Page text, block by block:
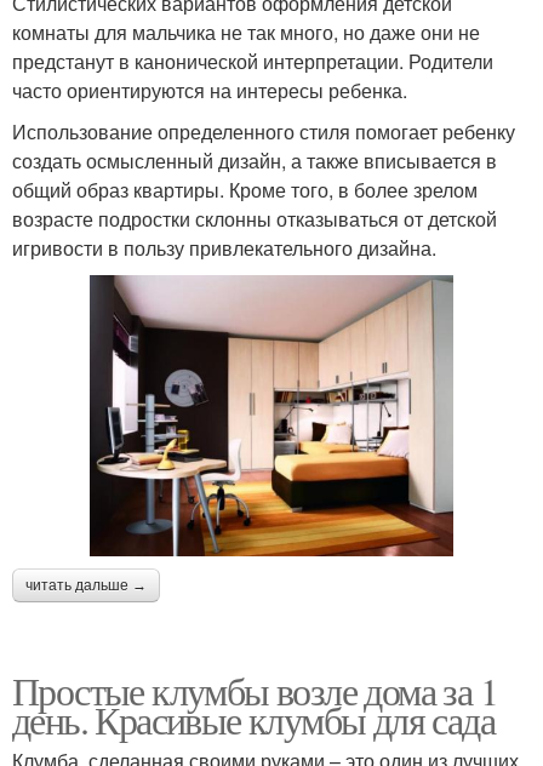
комнаты для мальчика не так много, но даже они не
предстанут в канонической интерпретации. Родители
часто ориентируются на интересы ребенка.
Использование определенного стиля помогает ребенку
создать осмысленный дизайн, а также вписывается в
общий образ квартиры. Кроме того, в более зрелом
возрасте подростки склонны отказываться от детской
игривости в пользу привлекательного дизайна.
читать дальше →
Простые клумбы возле дома за 1
день. Красивые клумбы для сада